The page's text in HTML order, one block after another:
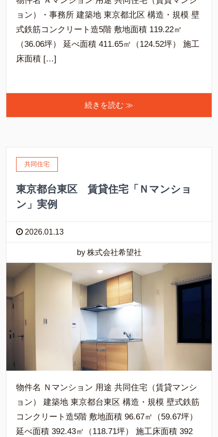
ョン）・事務所 建築地 東京都北区 構造・規模 壁
式鉄筋コンクリート造5階 敷地面積 119.22㎡
（36.06坪） 延べ面積 411.65㎡（124.52坪） 施工
床面積 […]
続きを読む ≫
共同住宅
東京都台東区 賃貸住宅「Ｎマンショ
ン」実例
2026.01.13
by 株式会社希望社
物件名 Ｎマンション 用途 共同住宅（賃貸マンシ
ョン） 建築地 東京都台東区 構造・規模 壁式鉄筋
コンクリート造5階 敷地面積 96.67㎡（59.67坪）
延べ面積 392.43㎡（118.71坪） 施工床面積 392